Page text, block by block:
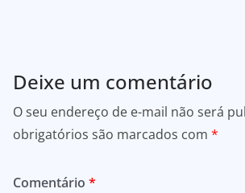
Deixe um comentário
O seu endereço de e-mail não será
obrigatórios são marcados com *
Comentário *